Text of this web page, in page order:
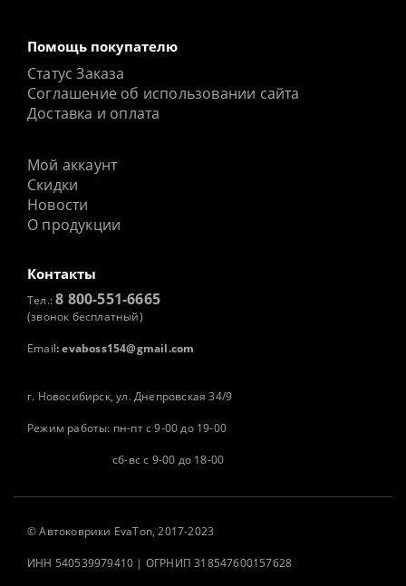
Помощь покупателю
Статус Заказа
Соглашение об использовании сайта
Доставка и оплата
Мой аккаунт
Скидки
Новости
О продукции
Контакты
Тел.:8 800-551-6665
(звонок бесплатный)
Email: evaboss154@gmail.com
г. Новосибирск, ул. Днепровская 34/9
Режим работы: пн-пт с 9-00 до 19-00
сб-вс с 9-00 до 18-00
©Автоковрики EvaTon, 2017-2023
ИНН 540539979410 | ОГРНИП 318547600157628